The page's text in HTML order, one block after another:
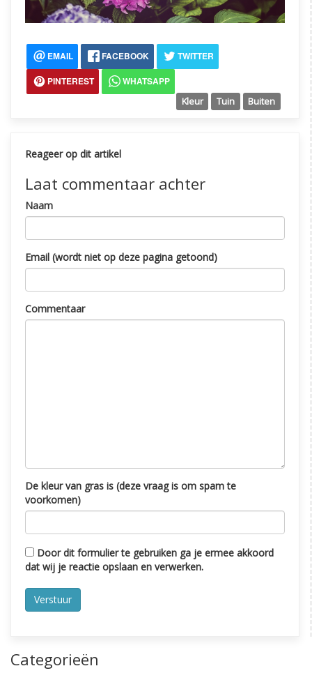
EMAIL FACEBOOK
TWITTER
PINTEREST
WHATSAPP
Kleur
Tuin Buiten
Reageer op dit artikel
Laat commentaar achter
Naam
Email (wordt niet op deze pagina getoond)
Commentaar
De kleur van gras is (deze vraag is om spam te
voorkomen)
Door dit formulier te gebruiken ga je ermee akkoord
dat wij je reactie opslaan en verwerken.
Categorieën